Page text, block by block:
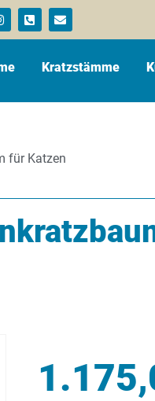
Kratzstämme
für Katzen